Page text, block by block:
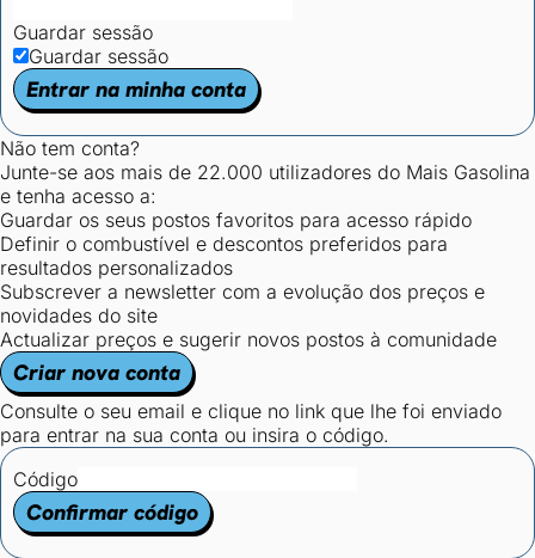
Guardar sessão
Guardar sessão
Entrar na minha conta
Não tem conta?
Junte-se aos mais de 22.000 utilizadores do Mais Gasolina
e tenha acesso a:
Guardar os seus postos favoritos para acesso rápido
Definir o combustível e descontos preferidos para
resultados personalizados
Subscrever a newsletter com a evolução dos preços e
novidades do site
Actualizar preços e sugerir novos postos à comunidade
Criar nova conta
Consulte o seu email e clique no link que lhe foi enviado
para entrar na sua conta ou insira o código.
Código
Confirmar código